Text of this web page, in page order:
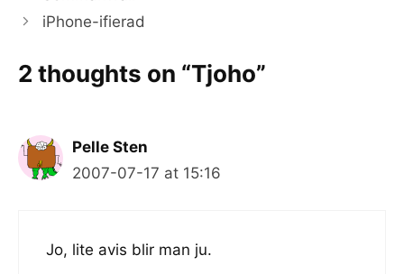
iPhone-ifierad
2 thoughts on “Tjoho”
Pelle Sten
2007-07-17 at 15:16
Jo, lite avis blir man ju.